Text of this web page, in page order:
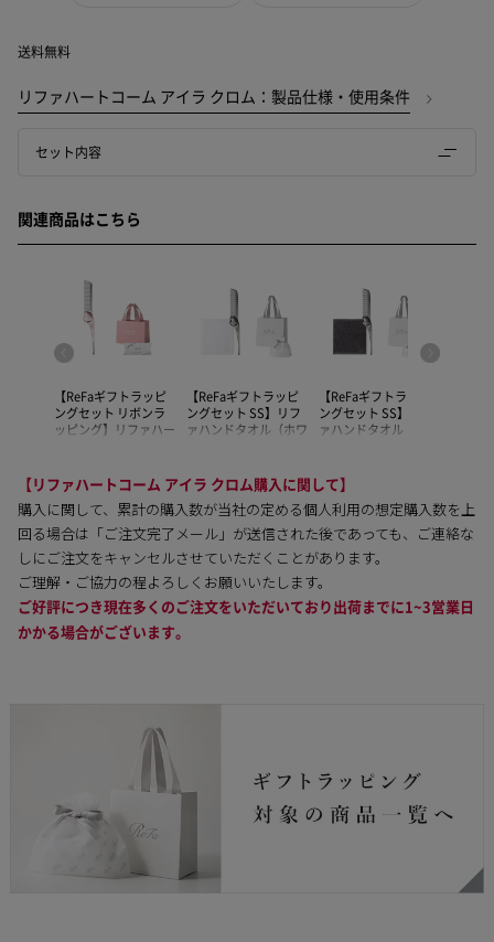
送料無料
リファハートコーム アイラ クロム：製品仕様・使用条件
セット内容
関連商品はこちら
【ReFaギフトラッピ
ングセット リボンラ
ッピング】リファハー
【ReFaギフトラッピ
ングセット SS】リフ
ァハンドタオル（ホワ
ム
【ReFaギフトラッピ
ングセット SS】リフ
ァハンドタオル（ダー
クロム
【リファハートコーム アイラ クロム購入に関して】
購入に関して、累計の購入数が当社の定める個人利用の想定購入数を上
回る場合は「ご注文完了メール」が送信された後であっても、ご連絡な
しにご注文をキャンセルさせていただくことがあります。
ご理解・ご協力の程よろしくお願いいたします。
ご好評につき現在多くのご注文をいただいており出荷までに1~3営業日
かかる場合がございます。